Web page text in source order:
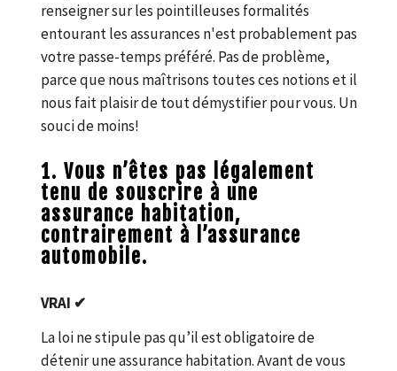
renseigner sur les pointilleuses formalités
entourant les assurances n'est probablement pas
votre passe-temps préféré. Pas de problème,
parce que nous maîtrisons toutes ces notions et il
nous fait plaisir de tout démystifier pour vous. Un
souci de moins!
1. Vous n’êtes pas légalement
tenu de souscrire à une
assurance habitation,
contrairement à l’assurance
automobile.
VRAI ✔
La loi ne stipule pas qu’il est obligatoire de
détenir une assurance habitation. Avant de vous